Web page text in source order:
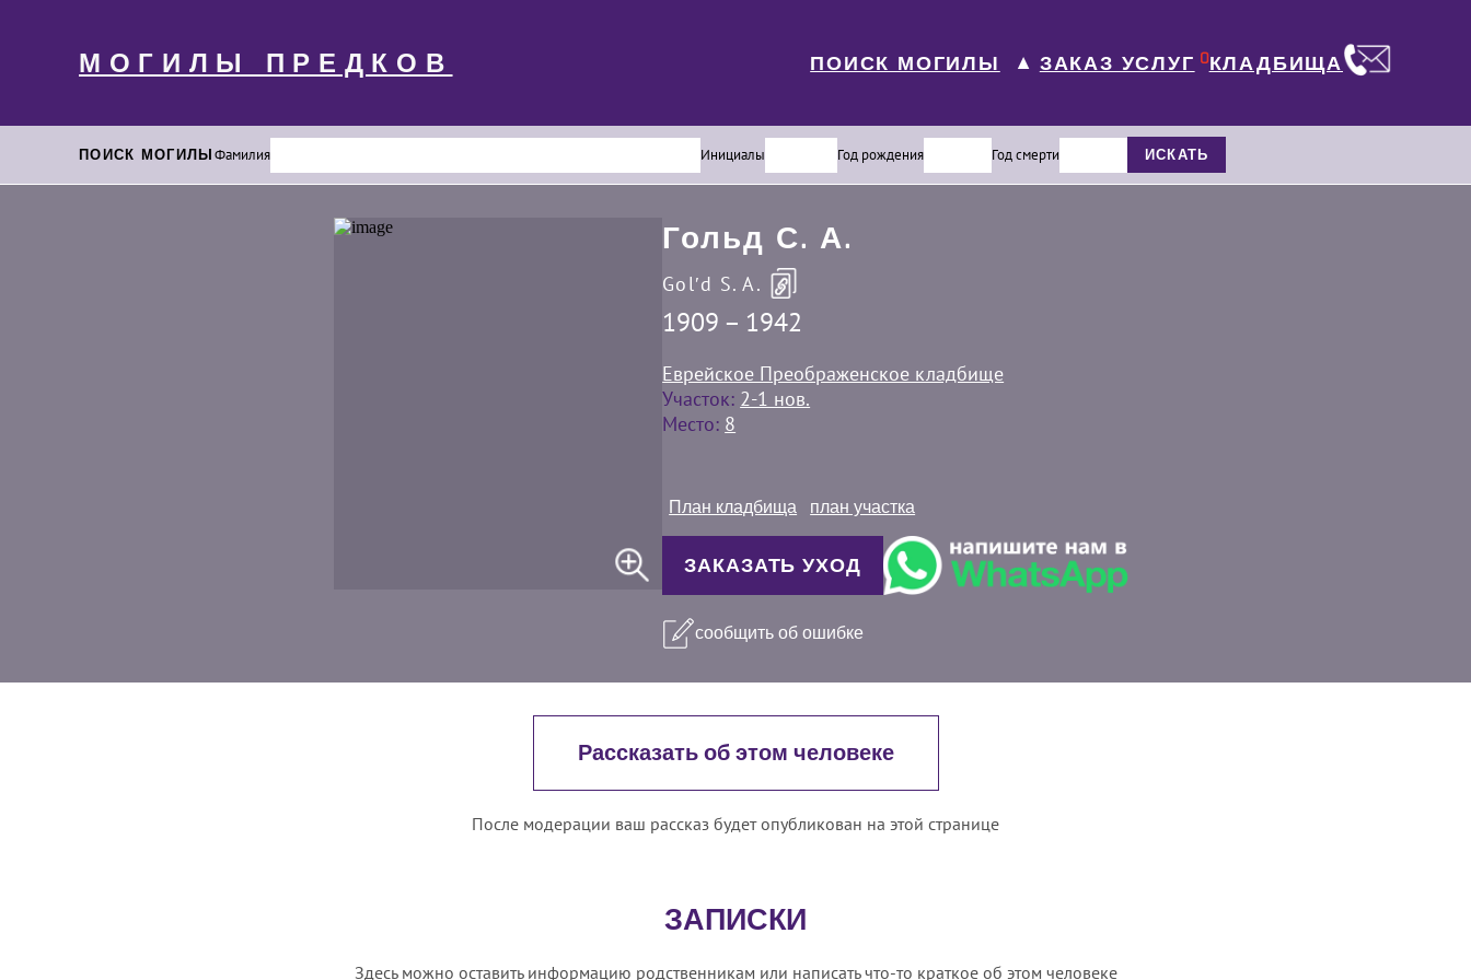
МОГИЛЫ ПРЕДКОВ ПОИСК МОГИЛЫ ▼ ЗАКАЗ УСЛУГ 0КЛАДБИЩА
ПОИСК МОГИЛЫФамилия Инициалы Год рождения Год смерти ИСКАТЬ
Гольд С. А.
Golʹd S. A.
1909 – 1942
Еврейское Преображенское кладбище
Участок: 2-1 нов.
Место: 8
План кладбища план участка
ЗАКАЗАТЬ УХОД
сообщить об ошибке
Рассказать об этом человеке
После модерации ваш рассказ будет опубликован на этой странице
ЗАПИСКИ
Здесь можно оставить информацию родственникам или написать что-то краткое об этом человеке